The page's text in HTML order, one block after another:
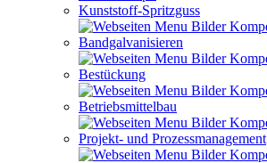
Kunststoff-Spritzguss
Bandgalvanisieren
Bestückung
Betriebsmittelbau
Projekt- und Prozessmanagement